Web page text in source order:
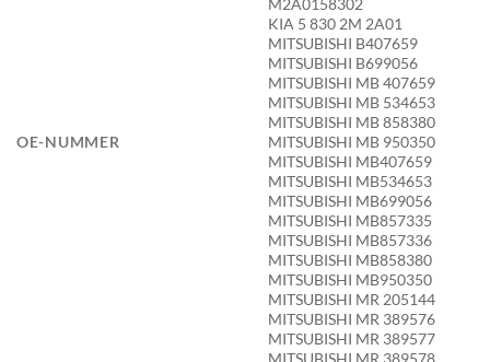
OE-NUMMER
M2A0158302
KIA 5 830 2M 2A01
MITSUBISHI B407659
MITSUBISHI B699056
MITSUBISHI MB 407659
MITSUBISHI MB 534653
MITSUBISHI MB 858380
MITSUBISHI MB 950350
MITSUBISHI MB407659
MITSUBISHI MB534653
MITSUBISHI MB699056
MITSUBISHI MB857335
MITSUBISHI MB857336
MITSUBISHI MB858380
MITSUBISHI MB950350
MITSUBISHI MR 205144
MITSUBISHI MR 389576
MITSUBISHI MR 389577